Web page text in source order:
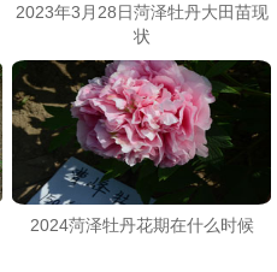
2023年3月28日菏泽牡丹大田苗现
状
2024菏泽牡丹花期在什么时候